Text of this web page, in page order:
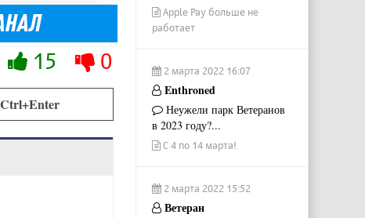
15 0
Ctrl+Enter
Apple Pay больше не
работает
2 марта 2022 16:07
Enthroned
Неужели парк Ветеранов
в 2023 году?...
С 4 по 14 марта!
2 марта 2022 15:52
Ветеран